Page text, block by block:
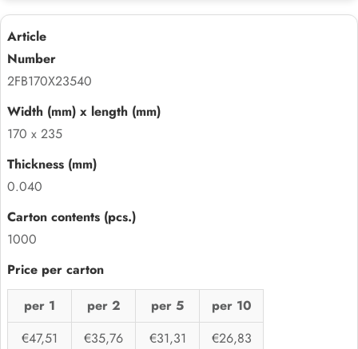
2FB170X23540
170 x 235
0.040
1000
per 1 per 2 per 5
per 10
€47,51
€35,76 €31,31 €26,83